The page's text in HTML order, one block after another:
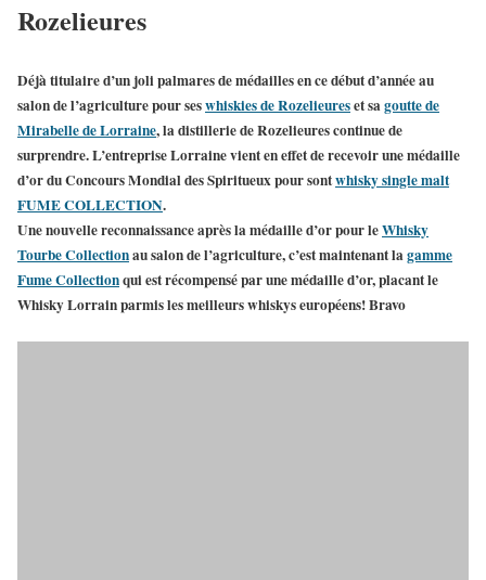
Rozelieures
Déjà titulaire d’un joli palmares de médailles en ce début d’année au
salon de l’agriculture pour seswhiskies de Rozelieureset sagoutte de
Mirabelle de Lorraine, ladistillerie de Rozelieurescontinue de
surprendre. L’entreprise Lorraine vient en effet de recevoir une médaille
d’or du Concours Mondial des Spiritueux pour sontwhisky single malt
FUME COLLECTION.
Une nouvelle reconnaissance après la médaille d’or pour leWhisky
Tourbe Collectionau salon de l’agriculture, c’est maintenant lagamme
Fume Collectionqui est récompensé par une médaille d’or, placant le
Whisky Lorrain parmis les meilleurs whiskys européens! Bravo